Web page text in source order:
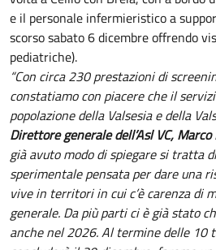
e il personale infermieristico a
scorso sabato 6 dicembre offrendo
pediatriche).
“Con circa 230 prestazioni di
constatiamo con piacere che il
popolazione della Valsesia e della
Direttore generale dell’Asl VC,
già avuto modo di spiegare si tratta
sperimentale pensata per dare una
vive in territori in cui c’è carenza di
generale. Da più parti ci è già stato
anche nel 2026. Al termine delle 10